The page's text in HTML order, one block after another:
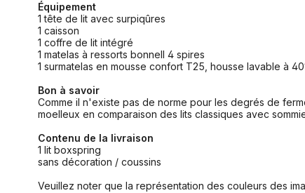
Équipement
1 tête de lit avec surpiqûres
1 caisson
1 coffre de lit intégré
1 matelas à ressorts bonnell 4 spires
1 surmatelas en mousse confort T25, housse lavable à
Bon à savoir
Comme il n'existe pas de norme pour les degrés de
moelleux en comparaison des lits classiques avec
Contenu de la livraison
1 lit boxspring
sans décoration / coussins
Veuillez noter que la représentation des couleurs des